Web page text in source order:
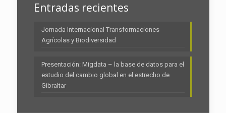
Entradas recientes
Jornada Internacional Transformaciones
Agrícolas y Biodiversidad
Presentación: Migdata – la base de datos para el
estudio del cambio global en el estrecho de
Gibraltar